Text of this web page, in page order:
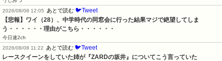
2026/08/08 12:05
あとで読む 🐦Tweet
【悲報】ワイ（28）、中学時代の同窓会に行った結果マジで絶望してしま
う・・・・・・理由がこちら・・・・・・
今日速2ch
2026/08/08 11:22
あとで読む 🐦Tweet
レースクイーンをしていた姉が『ZARDの坂井』についてこう言っていた